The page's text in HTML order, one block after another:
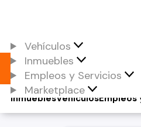
Vehículos
Inmuebles
Empleos y Servicios
Marketplace
Vehículos
Inmuebles Empleos